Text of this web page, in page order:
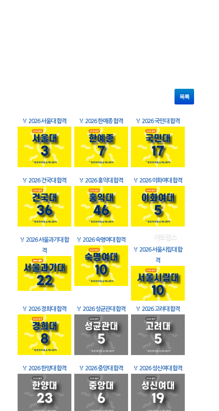
목록
🏅 2026 서울대 합격 🏅 2026 한예종 합격 🏅 2026 국민대 합격
🏅 2026 건국대 합격 🏅 2026 홍익대 합격 🏅 2026 이화여대 합격
🏅 2026 서울과기대 합
격
🏅 2026 숙명여대 합격
🏅 2026 서울시립대 합
격
🏅 2026 경희대 합격 🏅 2026 성균관대 합격 🏅 2026 고려대 합격
🏅 2026 한양대 합격 🏅 2026 중앙대 합격 🏅 2026 성신여대 합격